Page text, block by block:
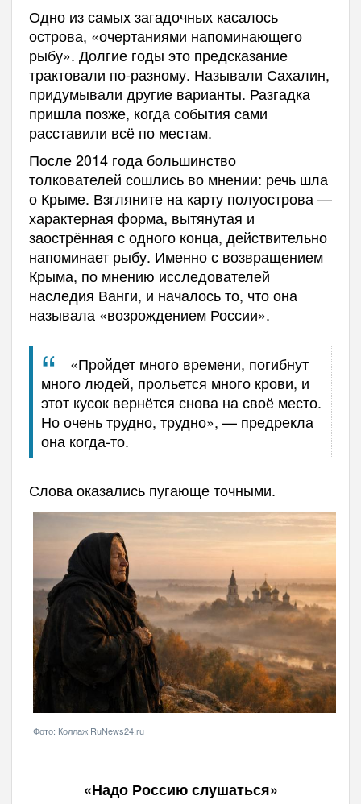
Одно из самых загадочных касалось
острова, «очертаниями напоминающего
рыбу». Долгие годы это предсказание
трактовали по-разному. Называли Сахалин,
придумывали другие варианты. Разгадка
пришла позже, когда события сами
расставили всё по местам.
После 2014 года большинство
толкователей сошлись во мнении: речь шла
о Крыме. Взгляните на карту полуострова —
характерная форма, вытянутая и
заострённая с одного конца, действительно
напоминает рыбу. Именно с возвращением
Крыма, по мнению исследователей
наследия Ванги, и началось то, что она
называла «возрождением России».
«Пройдет много времени, погибнут
много людей, прольется много крови, и
этот кусок вернётся снова на своё место.
Но очень трудно, трудно», — предрекла
она когда-то.
Слова оказались пугающе точными.
Фото: Коллаж RuNews24.ru
«Надо Россию слушаться»